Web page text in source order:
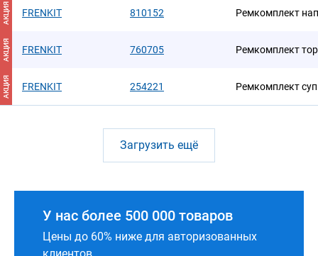
АКЦИЯ FRENKIT 810152 Ремкомплект
АКЦИЯ FRENKIT 760705 Ремкомплект
АКЦИЯ FRENKIT 254221 Ремкомплект
Загрузить ещё
У нас более 500 000 товаров
Цены до 60% ниже для авторизованных